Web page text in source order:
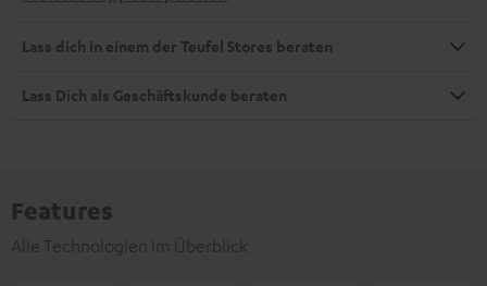
Lass dich in einem der Teufel Stores beraten
Lass Dich als Geschäftskunde beraten
Features
Alle Technologien im Überblick